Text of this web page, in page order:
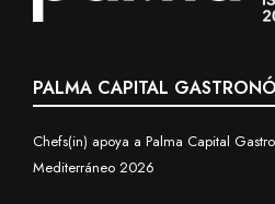
PALMA CAPITAL
Chefs(in) apoya a Palma Capital
Mediterráneo 2026
EVENTOS